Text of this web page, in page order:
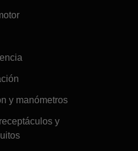
y manómetros
y